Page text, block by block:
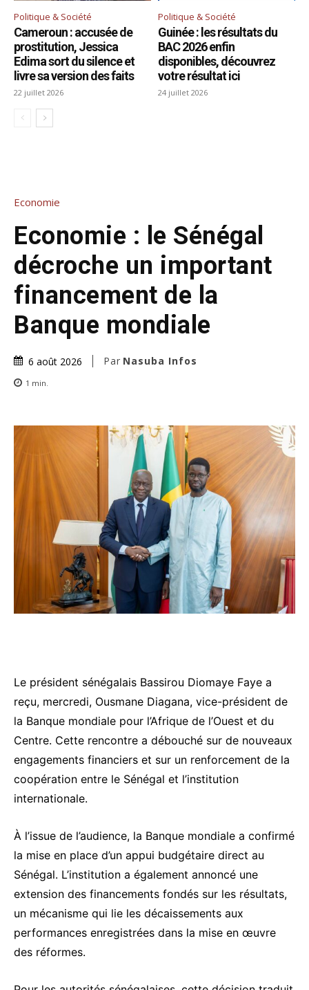
Politique & Société
Cameroun : accusée de
prostitution, Jessica
Edima sort du silence et
livre sa version des faits
22 juillet 2026
Politique & Société
Guinée : les résultats du
BAC 2026 enfin
disponibles, découvrez
votre résultat ici
24 juillet 2026